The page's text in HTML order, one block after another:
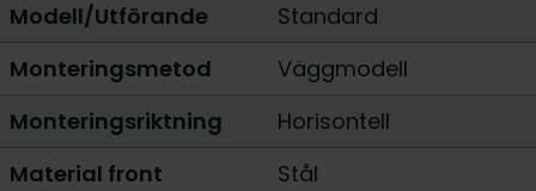
Modell/Utförande
Standard
Monteringsmetod
Väggmodell
Monteringsriktning
Horisontell
Material front
Stål